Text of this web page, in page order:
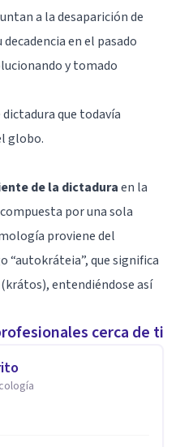
a la desaparición de
en el pasado
y tomado
que todavía
globo.
de la dictaduraen la
por una sola
proviene del
“autokráteia”, que significa
entendiéndose así
cerca de ti